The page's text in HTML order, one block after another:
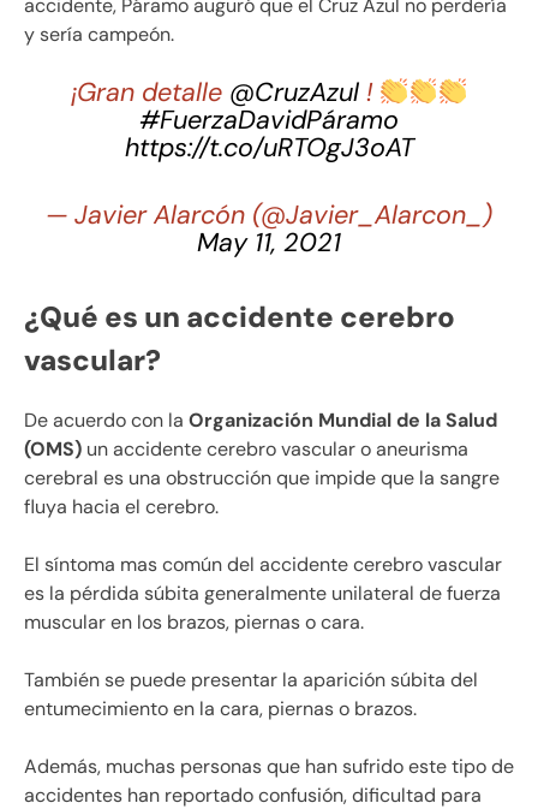
accidente, Páramo auguró que el Cruz Azul no perdería
y sería campeón.
¡Gran detalle @CruzAzul!
#FuerzaDavidPáramo
https://t.co/uRTOgJ3oAT
— Javier Alarcón (@Javier_Alarcon_)
May 11, 2021
¿Qué es un accidente cerebro
vascular?
De acuerdo con la Organización Mundial de la Salud
(OMS) un accidente cerebro vascular o aneurisma
cerebral es una obstrucción que impide que la sangre
fluya hacia el cerebro.
El síntoma mas común del accidente cerebro vascular
es la pérdida súbita generalmente unilateral de fuerza
muscular en los brazos, piernas o cara.
También se puede presentar la aparición súbita del
entumecimiento en la cara, piernas o brazos.
Además, muchas personas que han sufrido este tipo de
accidentes han reportado confusión, dificultad para